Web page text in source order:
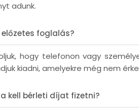
adunk.
előzetes foglalás?
hogy telefonon vagy
kiadni, amelyekre még nem
kell bérleti díjat fizetni?